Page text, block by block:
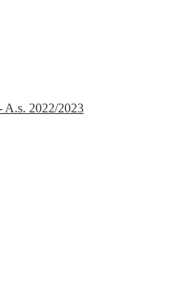
A.s. 2022/2023